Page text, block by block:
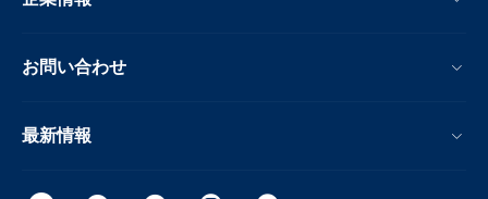
お問い合わせ
最新情報